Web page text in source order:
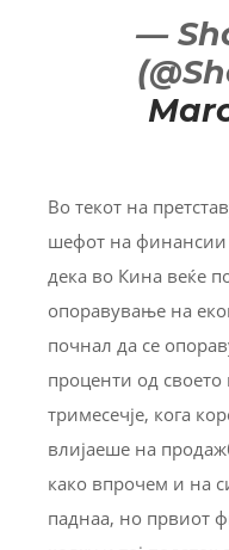
—
Во текот на
шефот на финансии
дека во Кина веќе
опоравување на
почнал да се
проценти од
тримесечје, кога
влијаеше на
како впрочем и на
паднаа, но првиот